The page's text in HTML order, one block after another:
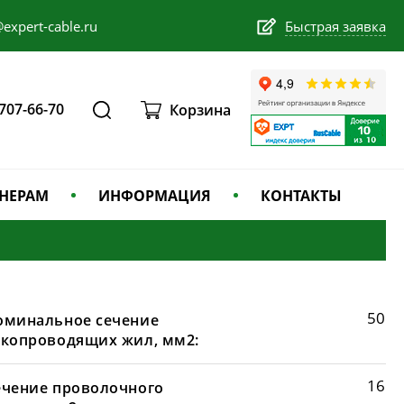
cable.ru Быстрая заявка
66-70 Корзина
ИНФОРМАЦИЯ КОНТАКТЫ
сечение
жил, мм2:
50
проволочного
16